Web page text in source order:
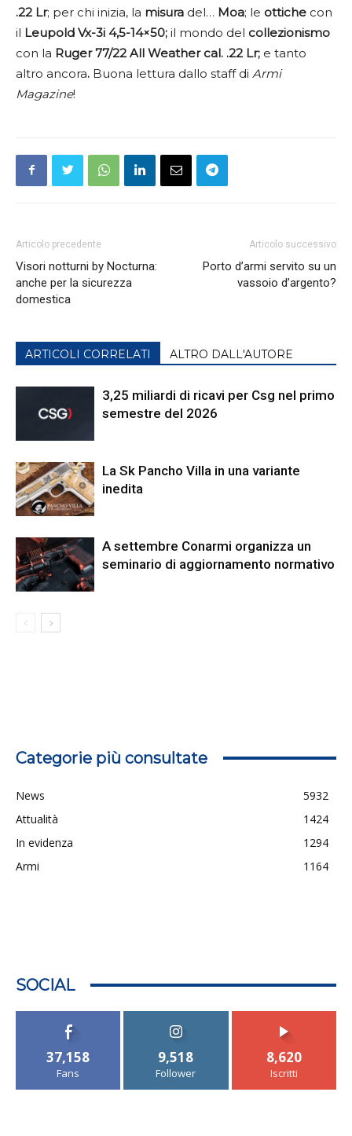
.22 Lr; per chi inizia, la misura del… Moa; le ottiche con
il Leupold Vx-3i 4,5-14×50; il mondo del collezionismo
con la Ruger 77/22 All Weather cal. .22 Lr; e tanto
altro ancora. Buona lettura dallo staff di Armi
Magazine!
Articolo precedente
Visori notturni by Nocturna:
anche per la sicurezza
domestica
Articolo successivo
Porto d’armi servito su un
vassoio d’argento?
ARTICOLI CORRELATI ALTRO DALL'AUTORE
3,25 miliardi di ricavi per Csg nel primo
semestre del 2026
La Sk Pancho Villa in una variante
inedita
A settembre Conarmi organizza un
seminario di aggiornamento normativo
Categorie più consultate
News
5932
Attualità
1424
In evidenza
1294
Armi
1164
SOCIAL
37,158
Fans
9,518
Follower
8,620
Iscritti